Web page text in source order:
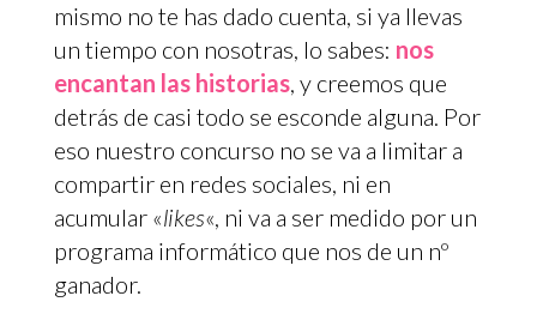
mismo no te has dado cuenta, si ya llevas
un tiempo con nosotras, lo sabes: nos
encantan las historias, y creemos que
detrás de casi todo se esconde alguna. Por
eso nuestro concurso no se va a limitar a
compartir en redes sociales, ni en
acumular «likes«, ni va a ser medido por un
programa informático que nos de un nº
ganador.